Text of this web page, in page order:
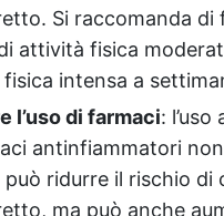
Si raccomanda di
attività fisica
intensa a
l’uso di farmaci:
antinfiammatori
può ridurre il rischio di
ma può anche